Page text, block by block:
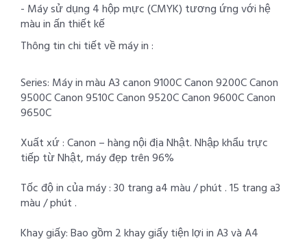
- Máy sử dụng 4 hộp mực (CMYK) tương ứng với hệ
màu in ấn thiết kế
Thông tin chi tiết về máy in :
Series: Máy in màu A3 canon 9100C Canon 9200C Canon
9500C Canon 9510C Canon 9520C Canon 9600C Canon
9650C
Xuất xứ : Canon – hàng nội địa Nhật. Nhập khẩu trực
tiếp từ Nhật, máy đẹp trên 96%
Tốc độ in của máy : 30 trang a4 màu / phút . 15 trang a3
màu / phút .
Khay giấy: Bao gồm 2 khay giấy tiện lợi in A3 và A4